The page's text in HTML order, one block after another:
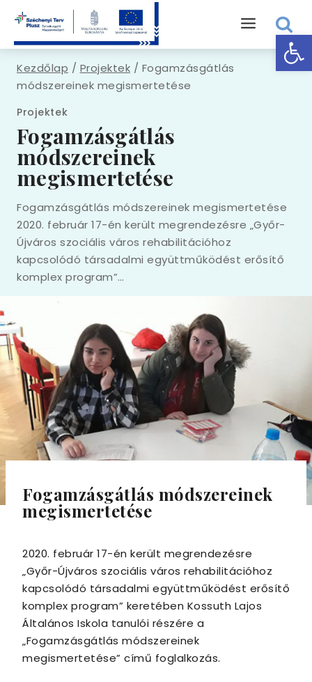
content
Kezdőlap / Projektek / Fogamzásgátlás
módszereinek megismertetése
Projektek
Fogamzásgátlás
módszereinek
megismertetése
Fogamzásgátlás módszereinek megismertetése
2020. február 17-én került megrendezésre „Győr-
Újváros szociális város rehabilitációhoz
kapcsolódó társadalmi együttműködést erősítő
komplex program”…
Fogamzásgátlás módszereinek
megismertetése
2020. február 17-én került megrendezésre
„Győr-Újváros szociális város rehabilitációhoz
kapcsolódó társadalmi együttműködést erősítő
komplex program” keretében Kossuth Lajos
Általános Iskola tanulói részére a
„Fogamzásgátlás módszereinek
megismertetése” című foglalkozás.